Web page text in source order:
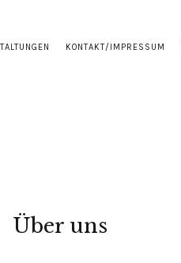
KONTAKT/IMPRESSUM
Über uns